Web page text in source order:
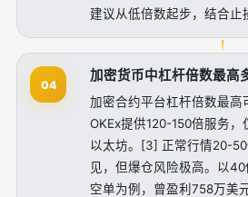
建议从低倍数起步，结合止
04
加密货币中杠杆倍数最高
加密合约平台杠杆倍数最高
OKEx提供120-150倍服务，
以太坊。[3] 正常行情20-
见，但爆仓风险极高。以
空单为例，曾盈利758万美